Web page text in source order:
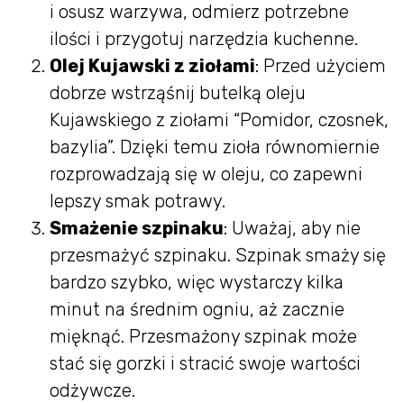
i osusz warzywa, odmierz potrzebne
ilości i przygotuj narzędzia kuchenne.
Olej Kujawski z ziołami: Przed użyciem
dobrze wstrząśnij butelką oleju
Kujawskiego z ziołami “Pomidor, czosnek,
bazylia”. Dzięki temu zioła równomiernie
rozprowadzają się w oleju, co zapewni
lepszy smak potrawy.
Smażenie szpinaku: Uważaj, aby nie
przesmażyć szpinaku. Szpinak smaży się
bardzo szybko, więc wystarczy kilka
minut na średnim ogniu, aż zacznie
mięknąć. Przesmażony szpinak może
stać się gorzki i stracić swoje wartości
odżywcze.